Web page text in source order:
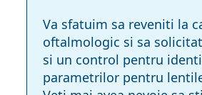
Va sfatuim sa reveniti la
oftalmologic si sa
si un control pentru
parametrilor pentru